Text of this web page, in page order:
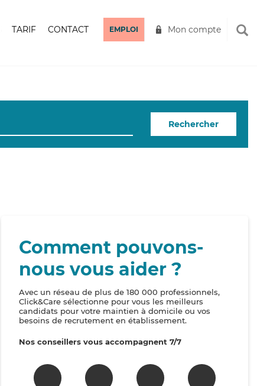
TARIF CONTACT EMPLOI Mon compte
Rechercher
Comment pouvons-
nous vous aider ?
Avec un réseau de plus de 180 000 professionnels,
Click&Care sélectionne pour vous les meilleurs
candidats pour votre maintien à domicile ou vos
besoins de recrutement en établissement.
Nos conseillers vous accompagnent 7/7